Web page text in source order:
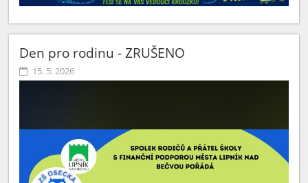
Den pro rodinu - ZRUŠENO
15. 5. 2026